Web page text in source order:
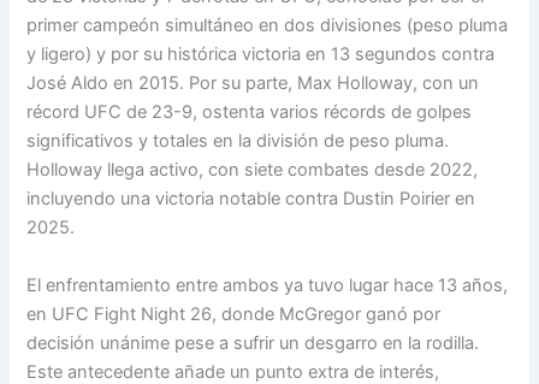
primer campeón simultáneo en dos divisiones (peso pluma
y ligero) y por su histórica victoria en 13 segundos contra
José Aldo en 2015. Por su parte, Max Holloway, con un
récord UFC de 23-9, ostenta varios récords de golpes
significativos y totales en la división de peso pluma.
Holloway llega activo, con siete combates desde 2022,
incluyendo una victoria notable contra Dustin Poirier en
2025.
El enfrentamiento entre ambos ya tuvo lugar hace 13 años,
en UFC Fight Night 26, donde McGregor ganó por
decisión unánime pese a sufrir un desgarro en la rodilla.
Este antecedente añade un punto extra de interés,